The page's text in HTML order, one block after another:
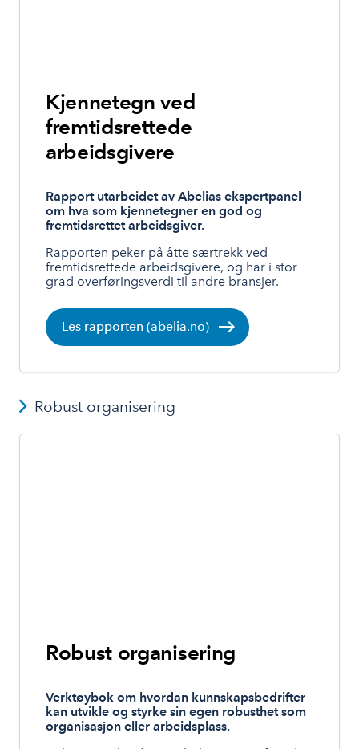
Kjennetegn ved
fremtidsrettede
arbeidsgivere
Rapport utarbeidet av Abelias ekspertpanel
om hva som kjennetegner en god og
fremtidsrettet arbeidsgiver.
Rapporten peker på åtte særtrekk ved
fremtidsrettede arbeidsgivere, og har i stor
grad overføringsverdi til andre bransjer.
Les rapporten (abelia.no)
Robust organisering
Robust organisering
Verktøybok om hvordan kunnskapsbedrifter
kan utvikle og styrke sin egen robusthet som
organisasjon eller arbeidsplass.